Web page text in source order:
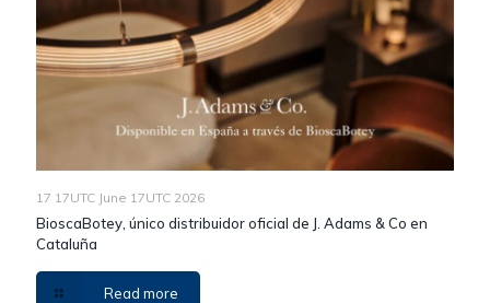
17 17UTC June 17UTC 2026
BioscaBotey, único distribuidor oficial de J. Adams & Co en
Cataluña
Read more